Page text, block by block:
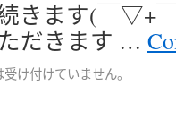
きます(￣▽+
だきます …
け付けていません。